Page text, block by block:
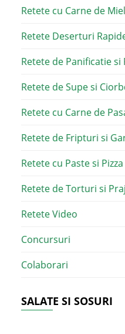
Retete cu Carne de Miel
Retete Deserturi
Retete de Panificatie si
Retete de Supe si
Retete cu Carne de
Retete de Fripturi si
Retete cu Paste si Pizza
Retete de Torturi si
Retete Video
Concursuri
Colaborari
SALATE SI SOSURI